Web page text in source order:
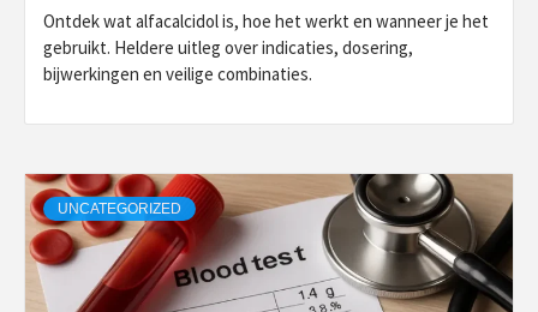
Ontdek wat alfacalcidol is, hoe het werkt en wanneer je het
gebruikt. Heldere uitleg over indicaties, dosering,
bijwerkingen en veilige combinaties.
UNCATEGORIZED